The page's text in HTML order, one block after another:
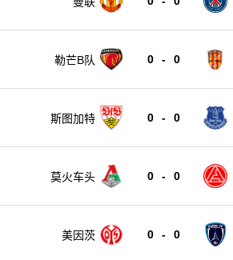
勒芒B队 0 - 0
斯图加特 0 - 0
莫火车头 0 - 0
美因茨 0 - 0